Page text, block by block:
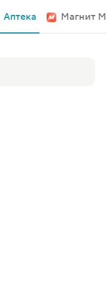
Аптека Магнит